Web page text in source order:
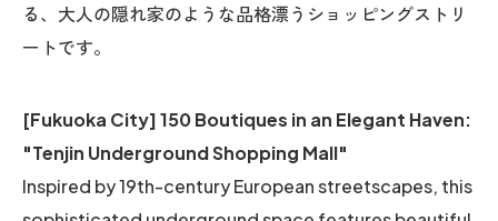
る、大人の隠れ家のような品格漂うショッピングストリ
ートです。
[Fukuoka City] 150 Boutiques in an Elegant Haven:
"Tenjin Underground Shopping Mall"
Inspired by 19th-century European streetscapes, this